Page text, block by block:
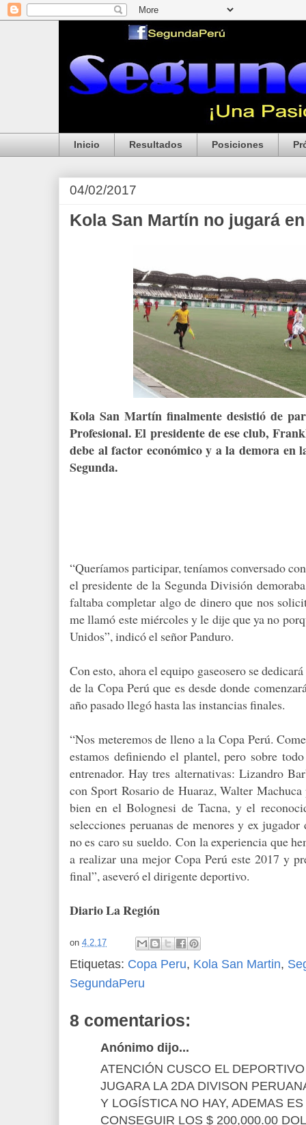
Inicio Resultados Posiciones
04/02/2017
Kola San Martín no jugará
Kola San Martín finalmente desistió de
Profesional. El presidente de ese club,
debe al factor económico y a la demora en
Segunda.
“Queríamos participar, teníamos conversado
el presidente de la Segunda División
faltaba completar algo de dinero que nos
me llamó este miércoles y le dije que ya no
Unidos”, indicó el señor Panduro.
Con esto, ahora el equipo gaseosero se
de la Copa Perú que es desde donde
año pasado llegó hasta las instancias finales.
“Nos meteremos de lleno a la Copa Perú.
estamos definiendo el plantel, pero sobre
entrenador. Hay tres alternativas: Lizandro
con Sport Rosario de Huaraz, Walter
bien en el Bolognesi de Tacna, y el
selecciones peruanas de menores y ex
no es caro su sueldo.Con la experiencia que
a realizar una mejor Copa Perú este 2017 y
final”, aseveró el dirigente deportivo.
Diario La Región
on 4.2.17
Etiquetas: Copa Peru, Kola San Martin,
SegundaPeru
8 comentarios:
Anónimo dijo...
ATENCIÓN CUSCO EL
JUGARA LA 2DA DIVISON
Y LOGÍSTICA NO HAY, ADEMAS
CONSEGUIR LOS $ 200,000.00